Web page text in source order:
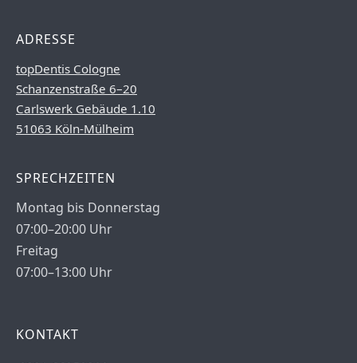
ADRESSE
topDentis Cologne
Schanzenstraße 6–20
Carlswerk Gebäude 1.10
51063 Köln-Mülheim
SPRECHZEITEN
Montag bis Donnerstag
07:00–20:00 Uhr
Freitag
07:00–13:00 Uhr
KONTAKT